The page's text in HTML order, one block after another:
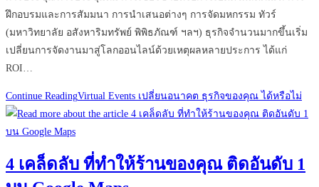
ฝึกอบรมและการสัมมนา การนำเสนอต่างๆ การจัดมหกรรม ทัวร์
(มหาวิทยาลัย อสังหาริมทรัพย์ พิพิธภัณฑ์ ฯลฯ) ธุรกิจจำนวนมากขึ้นเริ่ม
เปลี่ยนการจัดงานมาสู่โลกออนไลน์ด้วยเหตุผลหลายประการ ได้แก่
ROI…
Continue ReadingVirtual Events เปลี่ยนอนาคต ธุรกิจของคุณ ได้หรือไม่
4 เคล็ดลับ ที่ทำให้ร้านของคุณ ติดอันดับ 1